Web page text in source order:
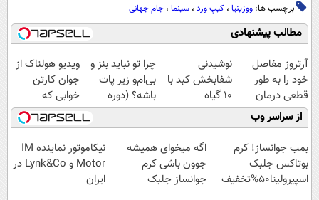
برچسب ها: ووزینیا ، کیپ ورد ، سینما ، جام جهانی
مطالب پیشنهادی
آرتروز مفاصل
خود را به طور
قطعی درمان
کنید!
◗پرسش‌نامه◖
نوشیدنی
شفابخش کبد با
10 گیاه
موثر(تخفیف تا
امشب)
چرا تو نباید بنز و
بی‌ام‌و زیر پات
باشه؟ (دوره
رایگان درآمد
میلیاردی)
ویدیو هولناک از
جوان کارتن
خوابی که
میلیاردر شد.
آموزش رایگان
از سراسر وب
بمب جوانساز! کرم
بوتاکس جلبک
اسپیرولینا50%تخفیف
اگه میخوای همیشه
جوون باشی کرم
جوانساز جلبک
نیکاموتور نماینده IM
Motor و Lynk&Co در
ایران